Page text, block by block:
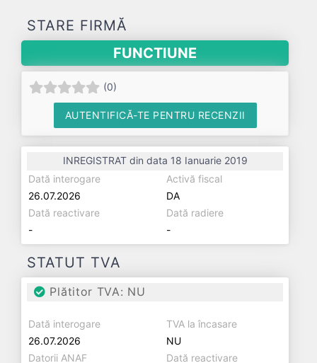
STARE FIRMĂ
FUNCTIUNE
(0)
AUTENTIFICĂ-TE PENTRU RECENZII
INREGISTRAT din data 18 Ianuarie 2019
Dată interogare
26.07.2026
Activă fiscal
DA
Dată reactivare
-
Dată radiere
-
STATUT TVA
Plătitor TVA: NU
Dată interogare
26.07.2026
TVA la încasare
NU
Datorii ANAF
Dată reactivare